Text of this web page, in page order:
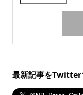
最新記事をTwitter